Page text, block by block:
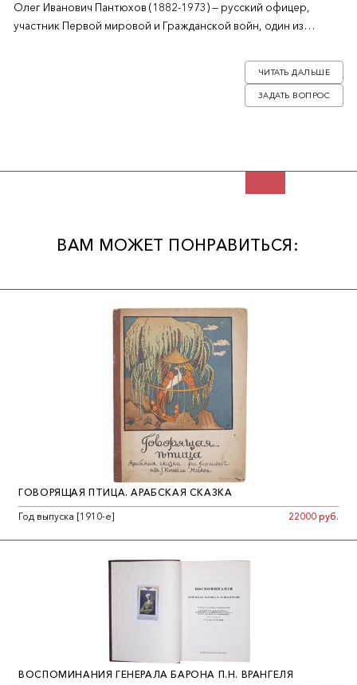
Олег Иванович Пантюхов (1882-1973) — русский офицер,
участник Первой мировой и Гражданской войн, один из
руководивший им с 1909 года и до своей смерти 1973. После
начала большевистского выступления в Москве он руководил
обороной Кремля от большевиков. После сдачи Кремля он
сын, О.О. Пантюхов, служил личным переводчиком генерала
ЗАДАТЬ ВОПРОС
ЧИТАТЬ ДАЛЬШЕ
ВАМ МОЖЕТ ПОНРАВИТЬСЯ:
ГОВОРЯЩАЯ ПТИЦА. АРАБСКАЯ СКАЗКА
Год выпуска [1910-е]
22000 руб.
ВОСПОМИНАНИЯ ГЕНЕРАЛА БАРОНА П.Н. ВРАНГЕЛЯ